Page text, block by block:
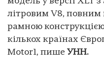
літровим V8,
рамною
кількох країнах
Мotor1, пише УНН.